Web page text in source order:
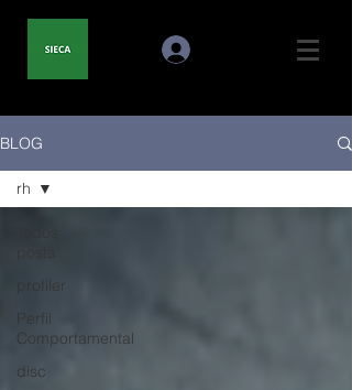
BLOG
profiler
Perfil
Comportamental
disc
rh